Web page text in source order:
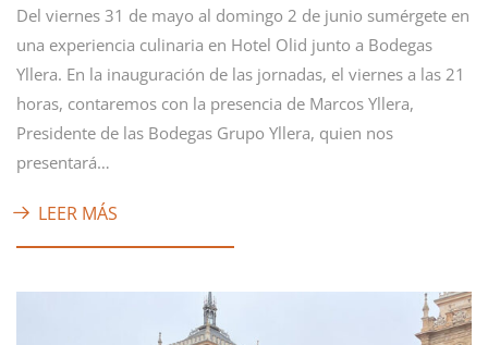
Del viernes 31 de mayo al domingo 2 de junio sumérgete en
una experiencia culinaria en Hotel Olid junto a Bodegas
Yllera. En la inauguración de las jornadas, el viernes a las 21
horas, contaremos con la presencia de Marcos Yllera,
Presidente de las Bodegas Grupo Yllera, quien nos
presentará…
LEER MÁS